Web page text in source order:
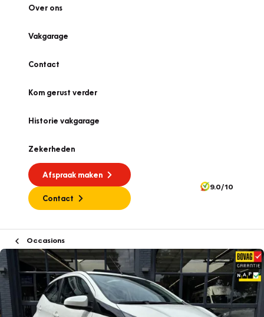
Over ons
Vakgarage
Contact
Kom gerust verder
Historie vakgarage
Zekerheden
Afspraak maken
Contact
9.0/10
Occasions